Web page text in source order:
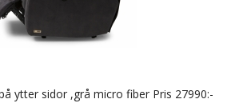
ytter sidor ,grå micro fiber Pris 27990:-